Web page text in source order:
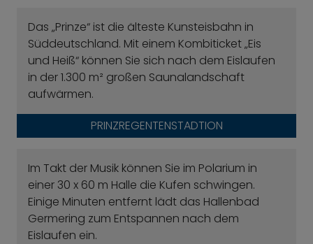
Das „Prinze“ ist die älteste Kunsteisbahn in
Süddeutschland. Mit einem Kombiticket „Eis
und Heiß“ können Sie sich nach dem Eislaufen
in der 1.300 m² großen Saunalandschaft
aufwärmen.
PRINZREGENTENSTADTION
Im Takt der Musik können Sie im Polarium in
einer 30 x 60 m Halle die Kufen schwingen.
Einige Minuten entfernt lädt das Hallenbad
Germering zum Entspannen nach dem
Eislaufen ein.